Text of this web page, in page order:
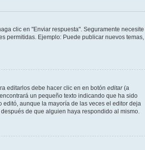
clic en "Enviar respuesta". Seguramente necesite
permitidas. Ejemplo: Puede publicar nuevos temas,
editarlos debe hacer clic en en botón editar(a
un pequeño texto indicando que ha sido
aunque la mayoría de las veces el editor deja
de que alguien haya respondido al mismo.